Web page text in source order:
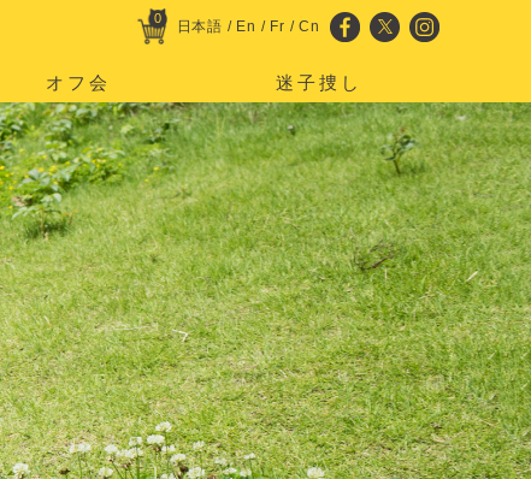
0 日本語 / En / Fr /Cn
オフ会 迷子捜し